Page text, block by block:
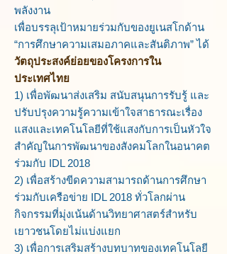
พลังงาน
เพื่อบรรลุเป้าหมายร่วมกับของยูเนสโกด้าน
“การศึกษาความเสมอภาคและสันติภาพ” ได้
วัตถุประสงค์ย่อยของโครงการใน
ประเทศไทย
1) เพื่อพัฒนาส่งเสริม สนับสนุนการรับรู้ และ
ปรับปรุงความรู้ความเข้าใจสาธารณะเรื่อง
แสงและเทคโนโลยีที่ใช้แสงกับการเป็นหัวใจ
สำคัญในการพัฒนาของสังคมโลกในอนาคต
ร่วมกับ IDL 2018
2) เพื่อสร้างขีดความสามารถด้านการศึกษา
ร่วมกับเครือข่าย IDL 2018 ทั่วโลกผ่าน
กิจกรรมที่มุ่งเน้นด้านวิทยาศาสตร์สำหรับ
เยาวชนโดยไม่แบ่งแยก
3) เพื่อการเสริมสร้างบทบาทของเทคโนโลยี